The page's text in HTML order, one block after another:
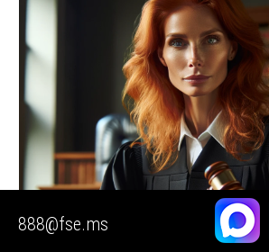
888@fse.ms